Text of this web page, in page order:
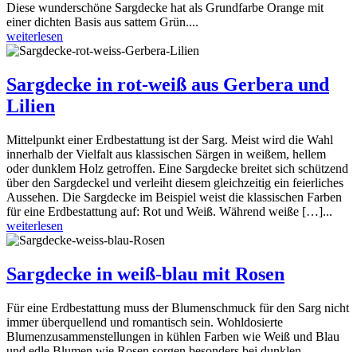
Diese wunderschöne Sargdecke hat als Grundfarbe Orange mit
einer dichten Basis aus sattem Grün....
weiterlesen
Sargdecke in rot-weiß aus Gerbera und
Lilien
Mittelpunkt einer Erdbestattung ist der Sarg. Meist wird die Wahl
innerhalb der Vielfalt aus klassischen Särgen in weißem, hellem
oder dunklem Holz getroffen. Eine Sargdecke breitet sich schützend
über den Sargdeckel und verleiht diesem gleichzeitig ein feierliches
Aussehen. Die Sargdecke im Beispiel weist die klassischen Farben
für eine Erdbestattung auf: Rot und Weiß. Während weiße […]...
weiterlesen
Sargdecke in weiß-blau mit Rosen
Für eine Erdbestattung muss der Blumenschmuck für den Sarg nicht
immer überquellend und romantisch sein. Wohldosierte
Blumenzusammenstellungen in kühlen Farben wie Weiß und Blau